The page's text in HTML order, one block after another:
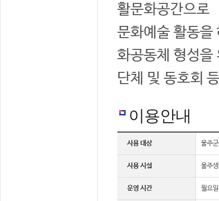
활문화공간으로
문화예술 활동을
화공동체 형성을
단체 및 동호회
이용안내
사용 대상 울주
사용 시설 울주
운영 시간 월요